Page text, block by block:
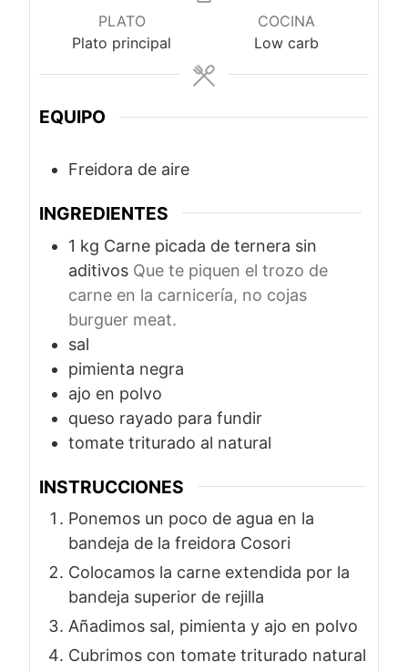
PLATO
Plato principal
COCINA
Low carb
EQUIPO
Freidora de aire
INGREDIENTES
1 kg Carne picada de ternera sin
aditivos Que te piquen el trozo de
carne en la carnicería, no cojas
burguer meat.
sal
pimienta negra
ajo en polvo
queso rayado para fundir
tomate triturado al natural
INSTRUCCIONES
Ponemos un poco de agua en la
bandeja de la freidora Cosori
Colocamos la carne extendida por la
bandeja superior de rejilla
Añadimos sal, pimienta y ajo en polvo
Cubrimos con tomate triturado natural